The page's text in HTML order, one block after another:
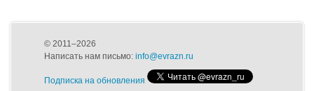
© 2011–2026
Написать нам письмо: info@evrazn.ru
Подписка на обновления